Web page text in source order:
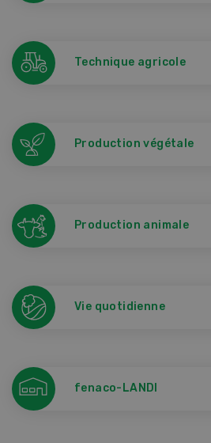
Technique agricole
Production végétale
Production animale
Vie quotidienne
fenaco-LANDI